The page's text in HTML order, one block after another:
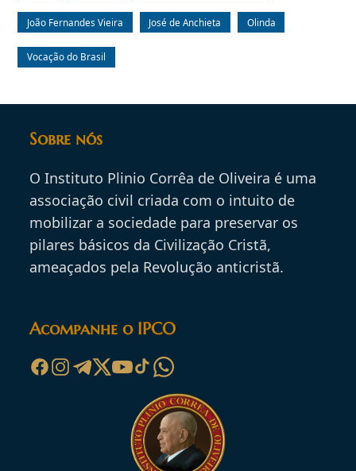
João Fernandes Vieira José de Anchieta Olinda
Vocação do Brasil
Sobre nós
O Instituto Plinio Corrêa de Oliveira é uma
associação civil criada com o intuito de
mobilizar a sociedade para preservar os
pilares básicos da Civilização Cristã,
ameaçados pela Revolução anticristã.
Acompanhe o IPCO